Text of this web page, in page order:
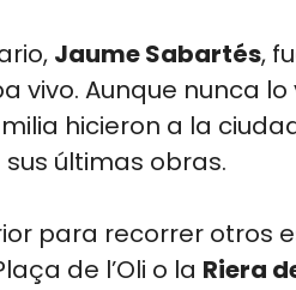
Jaume Sabartés,
Aunque nunca
hicieron a la
últimas obras.
para recorrer otros
de l’Oli o la Riera